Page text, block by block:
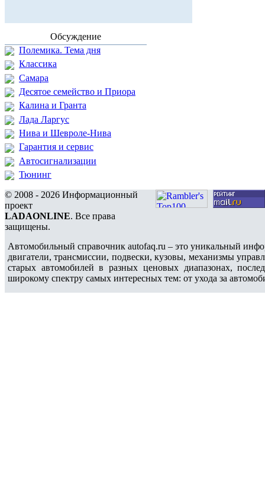
Обсуждение
Полемика. Тема дня
Классика
Самара
Десятое семейство и Приора
Калина и Гранта
Лада Ларгус
Нива и Шевроле-Нива
Гарантия и сервис
Автосигнализации
Тюнинг
© 2008 - 2026 Информационный
проект
LADAONLINE. Все права
защищены.
Автомобильный справочник autofaq.ru – это уникальный
двигатели, трансмиссии, подвески, кузовы, механизмы
старых автомобилей в разных ценовых диапазонах,
широкому спектру самых интересных тем: от ухода за